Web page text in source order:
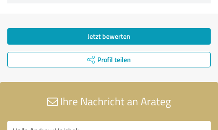
Jetzt bewerten
Profil teilen
Ihre Nachricht an Arateg